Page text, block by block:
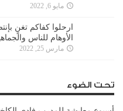
مايو 6, 2022
ارحلوا كفاكم تغنٍ
الأوهام للناس
مارس 25, 2022
تحت الضوء